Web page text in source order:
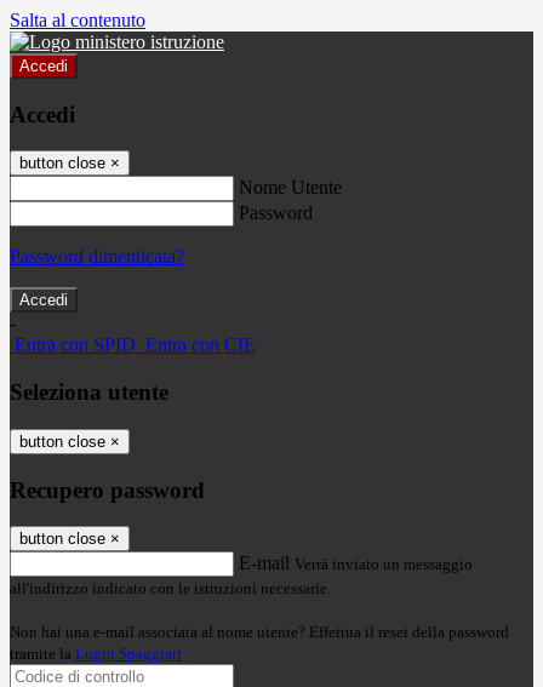
Salta al contenuto
Accedi
Accedi
button close ×
Nome Utente
Password
Password dimenticata?
-
Entra con SPID Entra con CIE
Seleziona utente
button close ×
Recupero password
button close ×
E-mail Verrà inviato un messaggio
all'indirizzo indicato con le istruzioni necessarie.
Non hai una e-mail associata al nome utente? Effettua il reset della password
tramite la Login Spaggiari